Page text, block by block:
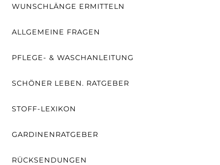
WUNSCHLÄNGE ERMITTELN
ALLGEMEINE FRAGEN
PFLEGE- & WASCHANLEITUNG
SCHÖNER LEBEN. RATGEBER
STOFF-LEXIKON
GARDINENRATGEBER
RÜCKSENDUNGEN